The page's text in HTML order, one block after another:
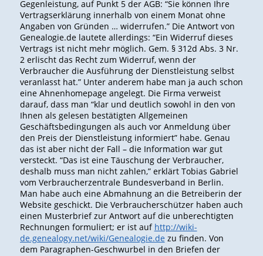
Gegenleistung, auf Punkt 5 der AGB: “Sie können Ihre
Vertragserklärung innerhalb von einem Monat ohne
Angaben von Gründen … widerrufen.” Die Antwort von
Genealogie.de lautete allerdings: “Ein Widerruf dieses
Vertrags ist nicht mehr möglich. Gem. § 312d Abs. 3 Nr.
2 erlischt das Recht zum Widerruf, wenn der
Verbraucher die Ausführung der Dienstleistung selbst
veranlasst hat.” Unter anderem habe man ja auch schon
eine Ahnenhomepage angelegt. Die Firma verweist
darauf, dass man “klar und deutlich sowohl in den von
Ihnen als gelesen bestätigten Allgemeinen
Geschäftsbedingungen als auch vor Anmeldung über
den Preis der Dienstleistung informiert” habe. Genau
das ist aber nicht der Fall – die Information war gut
versteckt. “Das ist eine Täuschung der Verbraucher,
deshalb muss man nicht zahlen,” erklärt Tobias Gabriel
vom Verbraucherzentrale Bundesverband in Berlin.
Man habe auch eine Abmahnung an die Betreiberin der
Website geschickt. Die Verbraucherschützer haben auch
einen Musterbrief zur Antwort auf die unberechtigten
Rechnungen formuliert; er ist auf http://wiki-
de.genealogy.net/wiki/Genealogie.de zu finden. Von
dem Paragraphen-Geschwurbel in den Briefen der